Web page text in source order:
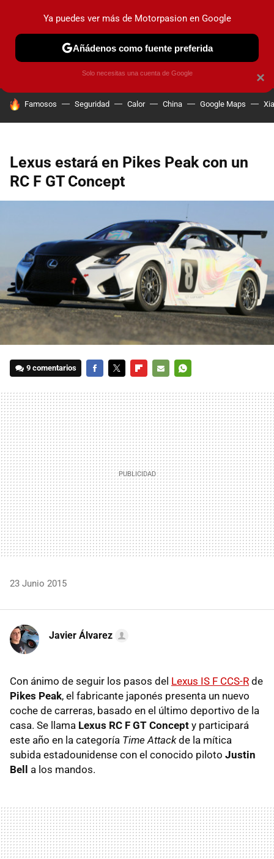
PRUEBAS COCHES ELÉCTRICOS OBSERVATORIO
HOY SE HABLA DE
Famosos Seguridad Calor China Google Maps
Lexus estará en Pikes Peak con un
RC F GT Concept
9 comentarios
MAIL
23 Junio 2015
Javier Álvarez
Con ánimo de seguir los pasos del Lexus IS F CCS-R de
Pikes Peak, el fabricante japonés presenta un nuevo
coche de carreras, basado en el último deportivo de la
casa. Se llama Lexus RC F GT Concept y participará
este año en la categoría Time Attackde la mítica
subida estadounidense con el conocido piloto Justin
Bell a los mandos.
×
Ya puedes ver más de Motorpasion en Google
Añádenos como fuente preferida
Solo necesitas una cuenta de Google